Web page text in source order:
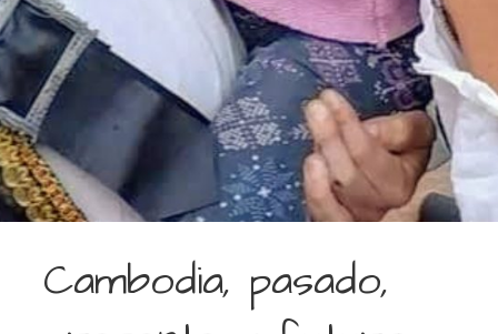
Cambodia, pasado,